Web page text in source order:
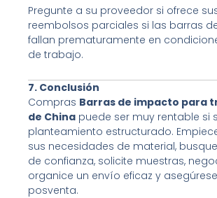
Pregunte a su proveedor si ofrece
reembolsos parciales si las barras
fallan prematuramente en
de trabajo.
7. Conclusión
Compras Barras de impacto para
de Chinapuede ser muy rentable si
planteamiento estructurado.
sus necesidades de material,
de confianza, solicite muestras,
organice un envío eficaz y
posventa.